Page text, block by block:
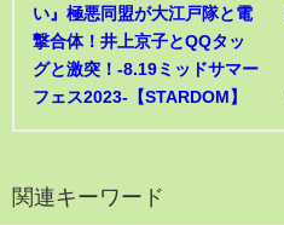
い』極悪同盟が大江戸隊と電
撃合体！井上京子とQQタッ
グと激突！-8.19ミッドサマー
フェス2023-【STARDOM】
関連キーワード